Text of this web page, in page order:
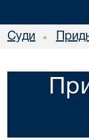
Суди •